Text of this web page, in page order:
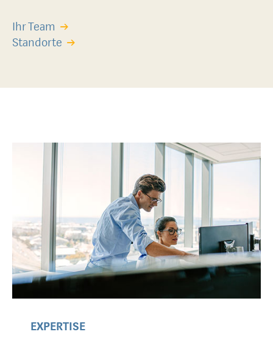
Ihr Team
Standorte
EXPERTISE